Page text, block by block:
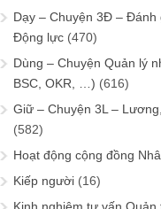
Dạy – Chuyện 3Đ – Đánh
Động lực (470)
Dùng – Chuyện Quản lý
BSC, OKR, …) (616)
Giữ – Chuyện 3L –
(582)
Hoạt động cộng đồng
Kiếp người (16)